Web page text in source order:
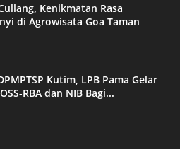
Kenikmatan Rasa
di Agrowisata Goa Taman
Kutim, LPB Pama Gelar
RBA dan NIB Bagi...